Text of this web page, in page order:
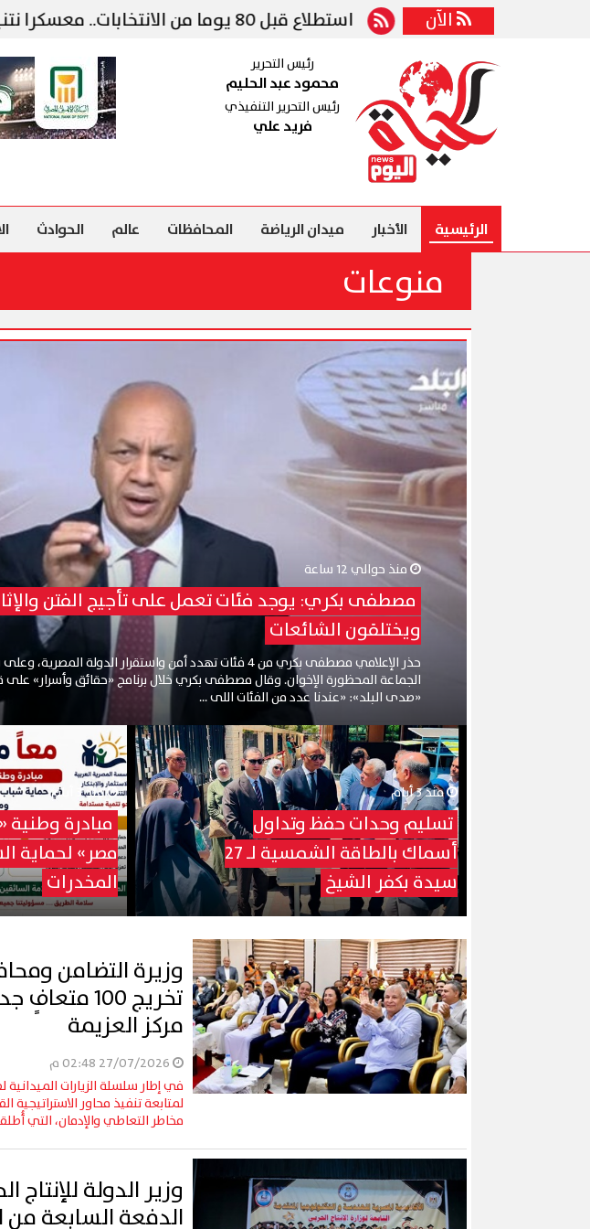
الآن
استطلاع قبل 80 يوما من الانتخابات.. معسكرا نتنياهو والمعارضة دون أغلبية
رئيس التحرير
محمود عبد الحليم
رئيس التحرير التنفيذي
فريد علي
الرئيسية الأخبار ميدان الرياضة المحافظات عالم الحوادث
منوعات
منذ حوالي 12 ساعة
مصطفى بكري: يوجد فئات تعمل على تأجيج الفتن
ويختلقون الشائعات
حذر الإعلامي مصطفى بكري من 4 فئات تهدد أمن واستقرار الدولة المصرية،
الجماعة المحظورة الإخوان. وقال مصطفى بكري خلال برنامج «حقائق وأسرار» على
«صدى البلد»: «عندنا عدد من الفئات اللى ...
منذ 3 أيام
تسليم وحدات حفظ وتداول
أسماك بالطاقة الشمسية لـ 27
سيدة بكفر الشيخ
منذ 3 أيام
مبادرة
مصر» لحماية
المخدرات
وزيرة التضامن
تخريج 100
مركز العزيمة
في إطار سلسلة الزيارات
لمتابعة تنفيذ محاور
مخاطر التعاطي والإدمان، التي
وزير الدولة
الدفعة السابعة من